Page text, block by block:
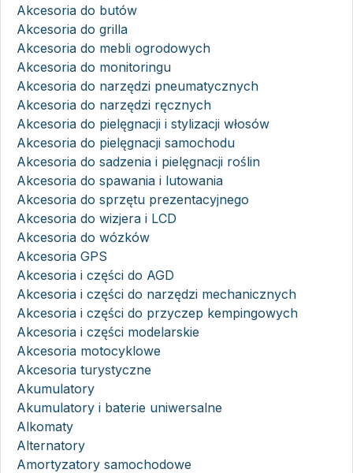
Akcesoria do butów
Akcesoria do grilla
Akcesoria do mebli ogrodowych
Akcesoria do monitoringu
Akcesoria do narzędzi pneumatycznych
Akcesoria do narzędzi ręcznych
Akcesoria do pielęgnacji i stylizacji włosów
Akcesoria do pielęgnacji samochodu
Akcesoria do sadzenia i pielęgnacji roślin
Akcesoria do spawania i lutowania
Akcesoria do sprzętu prezentacyjnego
Akcesoria do wizjera i LCD
Akcesoria do wózków
Akcesoria GPS
Akcesoria i części do AGD
Akcesoria i części do narzędzi mechanicznych
Akcesoria i części do przyczep kempingowych
Akcesoria i części modelarskie
Akcesoria motocyklowe
Akcesoria turystyczne
Akumulatory
Akumulatory i baterie uniwersalne
Alkomaty
Alternatory
Amortyzatory samochodowe